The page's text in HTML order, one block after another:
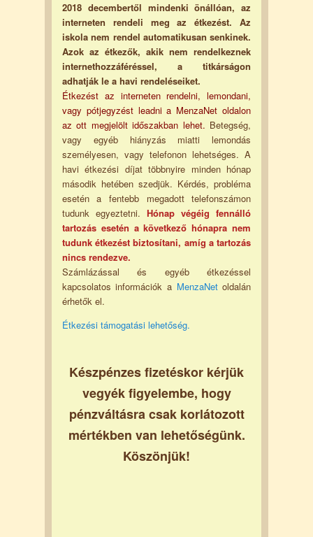
2018 decembertől mindenki önállóan, az
interneten rendeli meg az étkezést. Az
iskola nem rendel automatikusan senkinek.
Azok az étkezők, akik nem rendelkeznek
internethozzáféréssel, a titkárságon
adhatják le a havi rendeléseiket.
Étkezést az interneten rendelni, lemondani,
vagy pótjegyzést leadni a MenzaNet oldalon
az ott megjelölt időszakban lehet. Betegség,
vagy egyéb hiányzás miatti lemondás
személyesen, vagy telefonon lehetséges. A
havi étkezési díjat többnyire minden hónap
második hetében szedjük. Kérdés, probléma
esetén a fentebb megadott telefonszámon
tudunk egyeztetni. Hónap végéig fennálló
tartozás esetén a következő hónapra nem
tudunk étkezést biztosítani, amíg a tartozás
nincs rendezve.
Számlázással és egyéb étkezéssel
kapcsolatos információk a MenzaNetoldalán
érhetők el.
Étkezési támogatási lehetőség.
Készpénzes fizetéskor kérjük
vegyék figyelembe, hogy
pénzváltásra csak korlátozott
mértékben van lehetőségünk.
Köszönjük!